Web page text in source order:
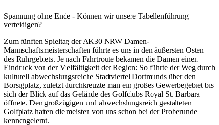
Spannung ohne Ende - Können wir unsere Tabellenführung
verteidigen?
Zum fünften Spieltag der AK30 NRW Damen-
Mannschaftsmeisterschaften führte es uns in den äußersten Osten
des Ruhrgebiets. Je nach Fahrtroute bekamen die Damen einen
Eindruck von der Vielfältigkeit der Region: So führte der Weg durch
kulturell abwechslungsreiche Stadtviertel Dortmunds über den
Borsigplatz, zuletzt durchkreuzte man ein großes Gewerbegebiet bis
sich der Blick auf das Gelände des Golfclubs Royal St. Barbara
öffnete. Den großzügigen und abwechslungsreich gestalteten
Golfplatz hatten die meisten von uns schon bei der Proberunde
kennengelernt.